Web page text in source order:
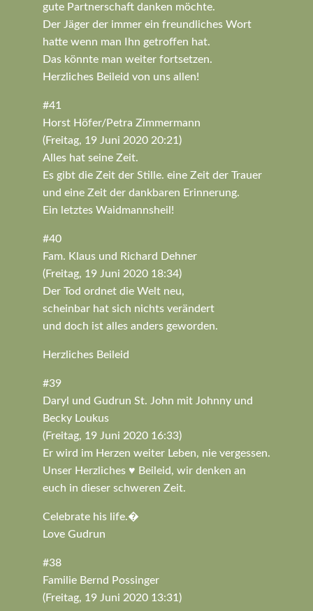
gute Partnerschaft danken möchte.
Der Jäger der immer ein freundliches Wort
hatte wenn man Ihn getroffen hat.
Das könnte man weiter fortsetzen.
Herzliches Beileid von uns allen!
#41
Horst Höfer/Petra Zimmermann
(Freitag, 19 Juni 2020 20:21)
Alles hat seine Zeit.
Es gibt die Zeit der Stille. eine Zeit der Trauer
und eine Zeit der dankbaren Erinnerung.
Ein letztes Waidmannsheil!
#40
Fam. Klaus und Richard Dehner
(Freitag, 19 Juni 2020 18:34)
Der Tod ordnet die Welt neu,
scheinbar hat sich nichts verändert
und doch ist alles anders geworden.
Herzliches Beileid
#39
Daryl und Gudrun St. John mit Johnny und
Becky Loukus
(Freitag, 19 Juni 2020 16:33)
Er wird im Herzen weiter Leben, nie vergessen.
Unser Herzliches ♥️ Beileid, wir denken an
euch in dieser schweren Zeit.
Celebrate his life.�
Love Gudrun
#38
Familie Bernd Possinger
(Freitag, 19 Juni 2020 13:31)